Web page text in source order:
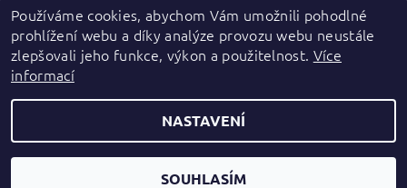
REKLAMAČNÍ ŘÁD
VELKOOBCHOD B2B
Používáme cookies, abychom Vám umožnili pohodlné
prohlížení webu a díky analýze provozu webu neustále
zlepšovali jeho funkce, výkon a použitelnost. Více
informací
NASTAVENÍ
SOUHLASÍM